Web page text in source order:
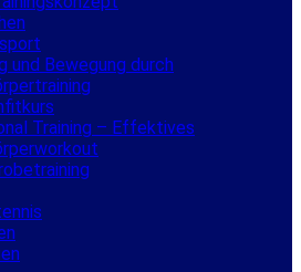
und Bewegung durch
Training – Effektives